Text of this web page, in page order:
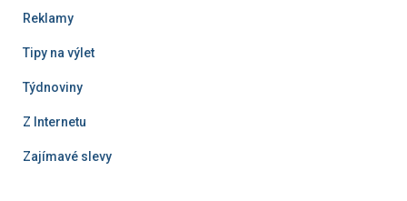
Reklamy
Tipy na výlet
Týdnoviny
Z Internetu
Zajímavé slevy